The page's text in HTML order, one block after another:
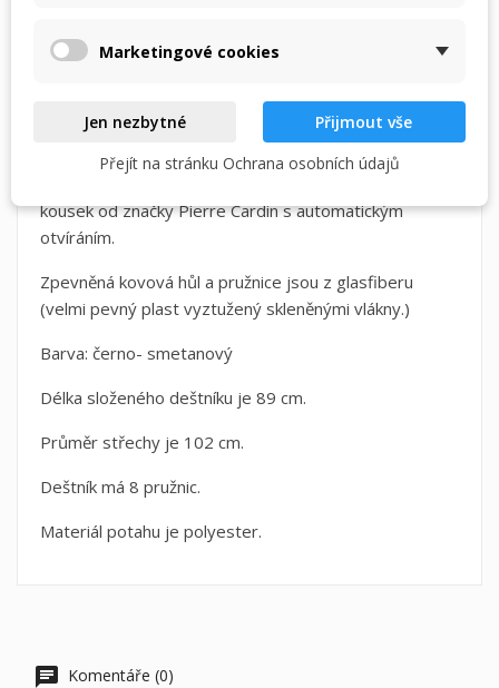
Nádherný dlouhý automatický deštník s kovovou
kousek od značky Pierre Cardin s automatickým
otvíráním.
Zpevněná kovová hůl a pružnice jsou z glasfiberu
(velmi pevný plast vyztužený skleněnými vlákny.)
Barva: černo- smetanový
Délka složeného deštníku je 89 cm.
Průměr střechy je 102 cm.
Deštník má 8 pružnic.
Materiál potahu je polyester.
Komentáře (0)
Zrušit Vytvořit seznam přání
Marketingové cookies
Jen nezbytné
Přijmout vše
Přejít na stránku Ochrana osobních údajů